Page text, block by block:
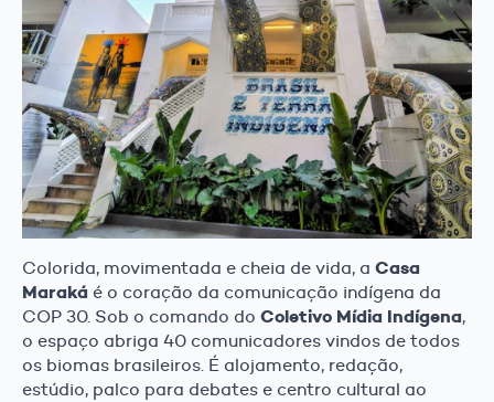
Colorida, movimentada e cheia de vida, a Casa
Maraká é o coração da comunicação indígena da
COP 30. Sob o comando do Coletivo Mídia Indígena,
o espaço abriga 40 comunicadores vindos de todos
os biomas brasileiros. É alojamento, redação,
estúdio, palco para debates e centro cultural ao